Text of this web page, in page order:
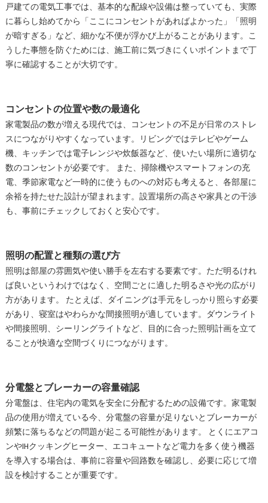
戸建ての電気工事では、基本的な配線や設備は整っていても、実際
に暮らし始めてから「ここにコンセントがあればよかった」「照明
が暗すぎる」など、細かな不便が浮かび上がることがあります。こ
うした事態を防ぐためには、施工前に気づきにくいポイントまで丁
寧に確認することが大切です。
コンセントの位置や数の最適化
家電製品の数が増える現代では、コンセントの不足が日常のストレ
スにつながりやすくなっています。リビングではテレビやゲーム
機、キッチンでは電子レンジや炊飯器など、使いたい場所に適切な
数のコンセントが必要です。 また、掃除機やスマートフォンの充
電、季節家電など一時的に使うものへの対応も考えると、各部屋に
余裕を持たせた設計が望まれます。設置場所の高さや家具との干渉
も、事前にチェックしておくと安心です。
照明の配置と種類の選び方
照明は部屋の雰囲気や使い勝手を左右する要素です。ただ明るけれ
ば良いというわけではなく、空間ごとに適した明るさや光の広がり
方があります。 たとえば、ダイニングは手元をしっかり照らす必要
があり、寝室はやわらかな間接照明が適しています。ダウンライト
や間接照明、シーリングライトなど、目的に合った照明計画を立て
ることが快適な空間づくりにつながります。
分電盤とブレーカーの容量確認
分電盤は、住宅内の電気を安全に分配するための設備です。家電製
品の使用が増えている今、分電盤の容量が足りないとブレーカーが
頻繁に落ちるなどの問題が起こる可能性があります。 とくにエアコ
ンやIHクッキングヒーター、エコキュートなど電力を多く使う機器
を導入する場合は、事前に容量や回路数を確認し、必要に応じて増
設を検討することが重要です。